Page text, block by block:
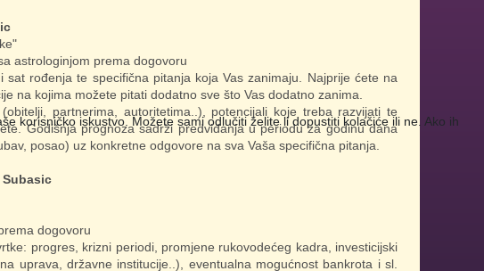
astrologinjom prema dogovoru
rođenja te specifična pitanja koja Vas zanimaju. Najprije ćete na
na kojima možete pitati dodatno sve što Vas dodatno zanima.
partnerima, autoritetima..), potencijali koje treba razvijati te
Godišnja prognoza sadrži predviđanja u periodu za godinu dana
posao) uz konkretne odgovore na sva Vaša specifična pitanja.
dogovoru
progres, krizni periodi, promjene rukovodećeg kadra, investicijski
uprava, državne institucije..), eventualna mogućnost bankrota i sl.
korisničko iskustvo. Možete sami odlučiti želite li dopustiti kolačiće ili ne. Ako ih